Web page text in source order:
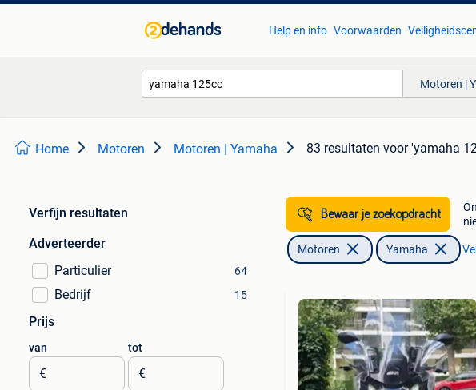
Help en info Voorwaarden
Motoren |
Home Motoren Motoren | Yamaha 83 resultaten voor 'yamaha
Verfijn resultaten
Adverteerder
Particulier
64
Bedrijf 15
Prijs
van
€
tot
€
Bewaar je zoekopdracht
Motoren Yamaha